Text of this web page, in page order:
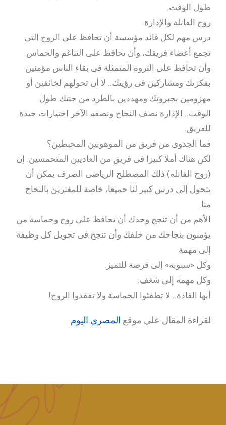
طول الوقت.
روح الفانلة والإدارة
درس مهم لكل قائد مؤسسة أن تحافظ على الروح التى
تجمع أعضاء فريقك، وأن تحافظ على التناغم والحماس
وأن تحافظ على الثروة المتمثلة فى بقاء الناس مؤمنين
بفكرتك ومشاركين فى رؤيتك.. لا أن تحولهم لخائفين أو
مهزومين بجبروتك ومهددين بالطرد من جنتك طول
الوقت.. الإدارة نصف النجاح ونصفه الآخر اختيارات جيدة
للفريق.
فما الجدوى من فريق من الموهوبين المحبطين؟
لكن هناك أملا كبيرا فى فريق من العاديين المتحمسين. إن
(روح الفانلة) ذلك المصطلح الرياضى الصرف يمكن أن
يتحول إلى درس كبير لنا جميعا، خاصة للمغترين بالنجاح
منا.
الأهم من أن تنجح وحدك أن تحافظ على روح وحماسة من
يؤمنون بنجاحك من خلفك وأن تنجح فى تحويل كل وظيفة
إلى مهمة
وكل «سبوبة» إلى فرصة للتميز.
وكل مهمة إلى شغف.
أيها القادة.. لا تطفئوا الحماسة ولا تفقدوا الروح!
لقراءة المقال علي موقع المصري اليوم